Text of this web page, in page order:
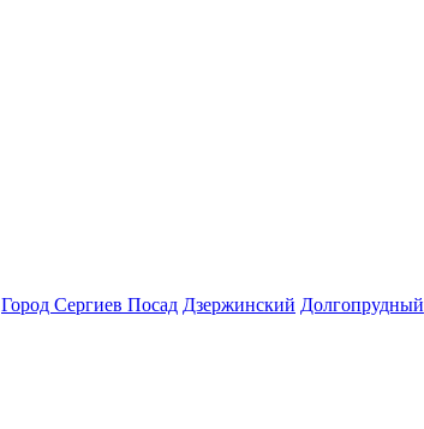
Город Сергиев Посад Дзержинский Долгопрудный